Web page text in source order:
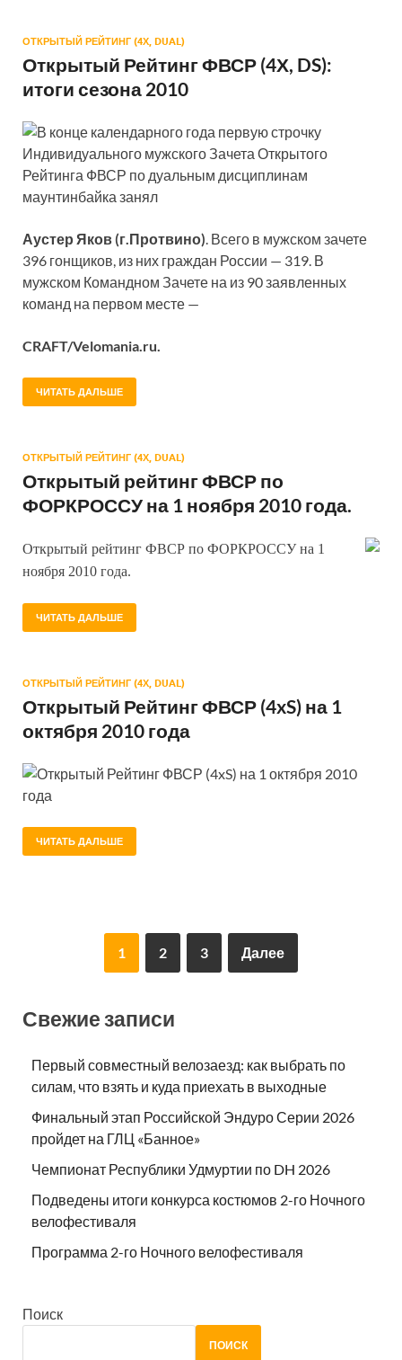
ОТКРЫТЫЙ РЕЙТИНГ (4Х, DUAL)
Открытый Рейтинг ФВСР (4Х, DS):
итоги сезона 2010
В конце календарного года первую строчку
Индивидуального мужского Зачета Открытого
Рейтинга ФВСР по дуальным дисциплинам
маунтинбайка занял
Аустер Яков (г.Протвино). Всего в мужском зачете
396 гонщиков, из них граждан России — 319. В
мужском Командном Зачете на из 90 заявленных
команд на первом месте —
CRAFT/Velomania.ru.
ЧИТАТЬ ДАЛЬШЕ
ОТКРЫТЫЙ РЕЙТИНГ (4Х, DUAL)
Открытый рейтинг ФВСР по
ФОРКРОССУ на 1 ноября 2010 года.
Открытый рейтинг ФВСР по ФОРКРОССУ на 1
ноября 2010 года.
ЧИТАТЬ ДАЛЬШЕ
ОТКРЫТЫЙ РЕЙТИНГ (4Х, DUAL)
Открытый Рейтинг ФВСР (4xS) на 1
октября 2010 года
Открытый Рейтинг ФВСР (4xS) на 1 октября 2010
года
ЧИТАТЬ ДАЛЬШЕ
1 2 3 Далее
Свежие записи
Первый совместный велозаезд: как выбрать по
силам, что взять и куда приехать в выходные
Финальный этап Российской Эндуро Серии 2026
пройдет на ГЛЦ «Банное»
Чемпионат Республики Удмуртии по DH 2026
Подведены итоги конкурса костюмов 2-го Ночного
велофестиваля
Программа 2-го Ночного велофестиваля
Поиск
ПОИСК